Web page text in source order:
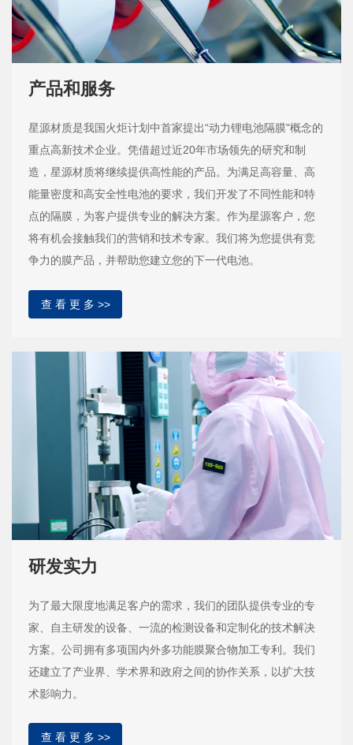
产品和服务
星源材质是我国火炬计划中首家提出“动力锂电池隔膜"概念的
重点高新技术企业。凭借超过近20年市场领先的研究和制
造，星源材质将继续提供高性能的产品。为满足高容量、高
能量密度和高安全性电池的要求，我们开发了不同性能和特
点的隔膜，为客户提供专业的解决方案。作为星源客户，您
将有机会接触我们的营销和技术专家。我们将为您提供有竞
争力的膜产品，并帮助您建立您的下一代电池。
查 看 更 多 >>
研发实力
为了最大限度地满足客户的需求，我们的团队提供专业的专
家、自主研发的设备、一流的检测设备和定制化的技术解决
方案。公司拥有多项国内外多功能膜聚合物加工专利。我们
还建立了产业界、学术界和政府之间的协作关系，以扩大技
术影响力。
查 看 更 多 >>